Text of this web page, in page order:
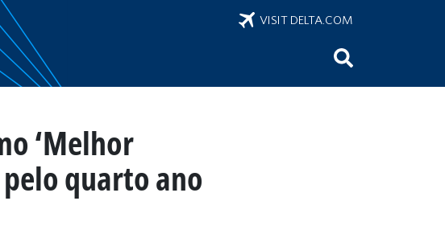
VISIT DELTA.COM
‘Melhor
pelo quarto ano